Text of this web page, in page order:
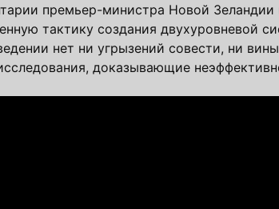
премьер-министра Новой
тактику создания двухуровневой
нет ни угрызений совести, ни
доказывающие